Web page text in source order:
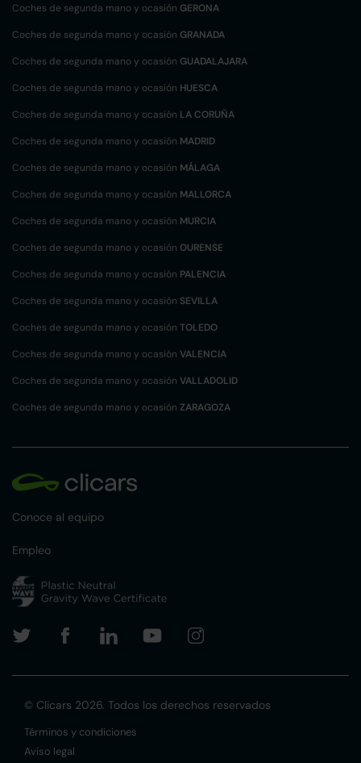
Coches de segunda mano y ocasión GERONA
Coches de segunda mano y ocasión GRANADA
Coches de segunda mano y ocasión GUADALAJARA
Coches de segunda mano y ocasión HUESCA
Coches de segunda mano y ocasión LA CORUÑA
Coches de segunda mano y ocasión MADRID
Coches de segunda mano y ocasión MÁLAGA
Coches de segunda mano y ocasión MALLORCA
Coches de segunda mano y ocasión MURCIA
Coches de segunda mano y ocasión OURENSE
Coches de segunda mano y ocasión PALENCIA
Coches de segunda mano y ocasión SEVILLA
Coches de segunda mano y ocasión TOLEDO
Coches de segunda mano y ocasión VALENCIA
Coches de segunda mano y ocasión VALLADOLID
Coches de segunda mano y ocasión ZARAGOZA
Conoce al equipo
Empleo
© Clicars 2026. Todos los derechos reservados
Términos y condiciones
Aviso legal